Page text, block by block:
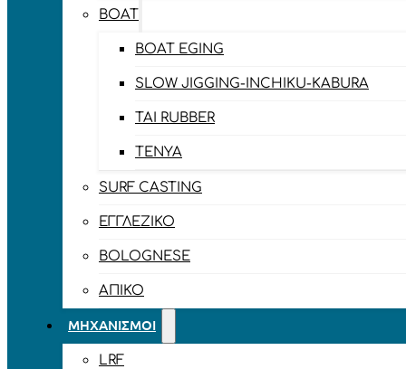
BOAT
BOAT EGING
SLOW JIGGING-INCHIKU-KABURA
TAI RUBBER
TENYA
SURF CASTING
ΕΓΓΛΈΖΙΚΟ
BOLOGNESE
ΑΠΊΚΟ
ΜΗΧΑΝΙΣΜΟΊ
LRF